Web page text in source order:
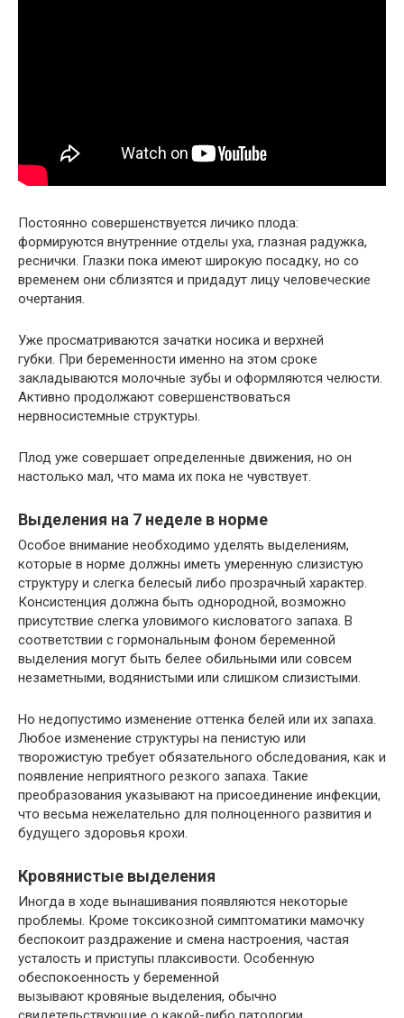
Постоянно совершенствуется личико плода:
формируются внутренние отделы уха, глазная радужка,
реснички. Глазки пока имеют широкую посадку, но со
временем они сблизятся и придадут лицу человеческие
очертания.
Уже просматриваются зачатки носика и верхней
губки. При беременности именно на этом сроке
закладываются молочные зубы и оформляются челюсти.
Активно продолжают совершенствоваться
нервносистемные структуры.
Плод уже совершает определенные движения, но он
настолько мал, что мама их пока не чувствует.
Выделения на 7 неделе в норме
Особое внимание необходимо уделять выделениям,
которые в норме должны иметь умеренную слизистую
структуру и слегка белесый либо прозрачный характер.
Консистенция должна быть однородной, возможно
присутствие слегка уловимого кисловатого запаха. В
соответствии с гормональным фоном беременной
выделения могут быть белее обильными или совсем
незаметными, водянистыми или слишком слизистыми.
Но недопустимо изменение оттенка белей или их запаха.
Любое изменение структуры на пенистую или
творожистую требует обязательного обследования, как и
появление неприятного резкого запаха. Такие
преобразования указывают на присоединение инфекции,
что весьма нежелательно для полноценного развития и
будущего здоровья крохи.
Кровянистые выделения
Иногда в ходе вынашивания появляются некоторые
проблемы. Кроме токсикозной симптоматики мамочку
беспокоит раздражение и смена настроения, частая
усталость и приступы плаксивости. Особенную
обеспокоенность у беременной
вызывают кровяные выделения, обычно